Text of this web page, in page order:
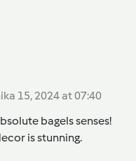
15, 2024 at 07:40
bagelssenses!
is stunning.